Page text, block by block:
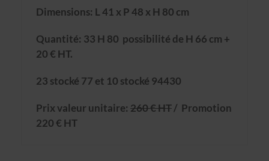
Dimensions: L 41 x P 48 x H 80 cm
Quantité: 33 H 80 possibilité de H 66 cm +
20 € HT.
23 stocké 77 et 10 stocké 94430
Prix valeur unitaire: 260 € HT/ Promotion
220 € HT